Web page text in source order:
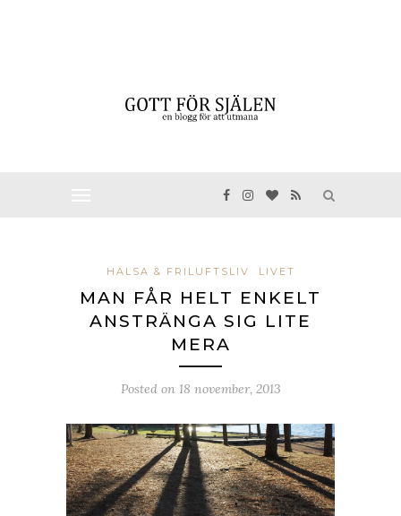
HÄLSA & FRILUFTSLIV LIVET
MAN FÅR HELT ENKELT
ANSTRÄNGA SIG LITE
MERA
Posted on 18 november, 2013